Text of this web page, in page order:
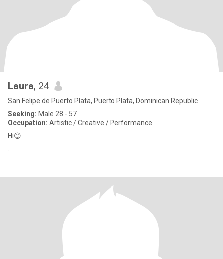
Laura, 24
San Felipe de Puerto Plata, Puerto Plata, Dominican Republic
Seeking: Male 28 - 57
Occupation: Artistic / Creative / Performance
Hi😊